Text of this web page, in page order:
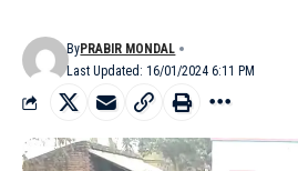
Last Updated: 16/01/2024 6:11 PM
ByPRABIR MONDAL